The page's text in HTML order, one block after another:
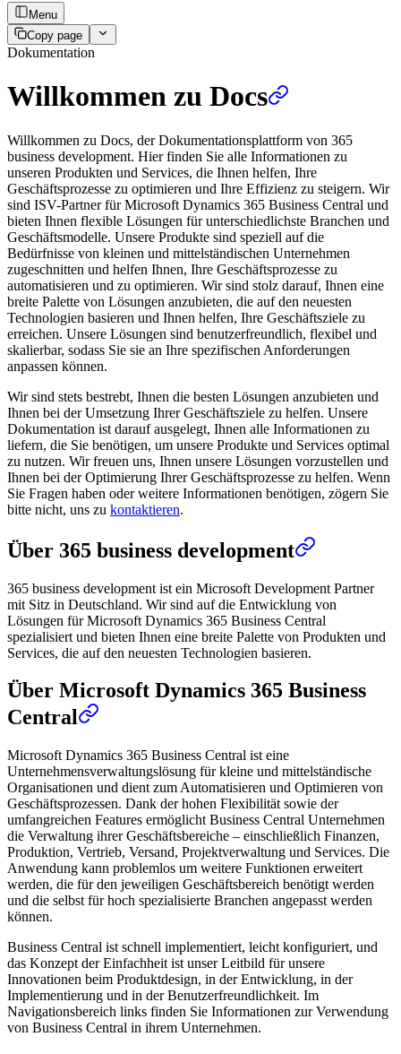
Menu
Copy page
Dokumentation
Willkommen zu Docs
Willkommen zu Docs, der Dokumentationsplattform von 365
business development. Hier finden Sie alle Informationen zu
unseren Produkten und Services, die Ihnen helfen, Ihre
Geschäftsprozesse zu optimieren und Ihre Effizienz zu steigern. Wir
sind ISV-Partner für Microsoft Dynamics 365 Business Central und
bieten Ihnen flexible Lösungen für unterschiedlichste Branchen und
Geschäftsmodelle. Unsere Produkte sind speziell auf die
Bedürfnisse von kleinen und mittelständischen Unternehmen
zugeschnitten und helfen Ihnen, Ihre Geschäftsprozesse zu
automatisieren und zu optimieren. Wir sind stolz darauf, Ihnen eine
breite Palette von Lösungen anzubieten, die auf den neuesten
Technologien basieren und Ihnen helfen, Ihre Geschäftsziele zu
erreichen. Unsere Lösungen sind benutzerfreundlich, flexibel und
skalierbar, sodass Sie sie an Ihre spezifischen Anforderungen
anpassen können.
Wir sind stets bestrebt, Ihnen die besten Lösungen anzubieten und
Ihnen bei der Umsetzung Ihrer Geschäftsziele zu helfen. Unsere
Dokumentation ist darauf ausgelegt, Ihnen alle Informationen zu
liefern, die Sie benötigen, um unsere Produkte und Services optimal
zu nutzen. Wir freuen uns, Ihnen unsere Lösungen vorzustellen und
Ihnen bei der Optimierung Ihrer Geschäftsprozesse zu helfen. Wenn
Sie Fragen haben oder weitere Informationen benötigen, zögern Sie
bitte nicht, uns zu kontaktieren.
Über 365 business development
365 business development ist ein Microsoft Development Partner
mit Sitz in Deutschland. Wir sind auf die Entwicklung von
Lösungen für Microsoft Dynamics 365 Business Central
spezialisiert und bieten Ihnen eine breite Palette von Produkten und
Services, die auf den neuesten Technologien basieren.
Über Microsoft Dynamics 365 Business
Central
Microsoft Dynamics 365 Business Central ist eine
Unternehmensverwaltungslösung für kleine und mittelständische
Organisationen und dient zum Automatisieren und Optimieren von
Geschäftsprozessen. Dank der hohen Flexibilität sowie der
umfangreichen Features ermöglicht Business Central Unternehmen
die Verwaltung ihrer Geschäftsbereiche – einschließlich Finanzen,
Produktion, Vertrieb, Versand, Projektverwaltung und Services. Die
Anwendung kann problemlos um weitere Funktionen erweitert
werden, die für den jeweiligen Geschäftsbereich benötigt werden
und die selbst für hoch spezialisierte Branchen angepasst werden
können.
Business Central ist schnell implementiert, leicht konfiguriert, und
das Konzept der Einfachheit ist unser Leitbild für unsere
Innovationen beim Produktdesign, in der Entwicklung, in der
Implementierung und in der Benutzerfreundlichkeit. Im
Navigationsbereich links finden Sie Informationen zur Verwendung
von Business Central in ihrem Unternehmen.